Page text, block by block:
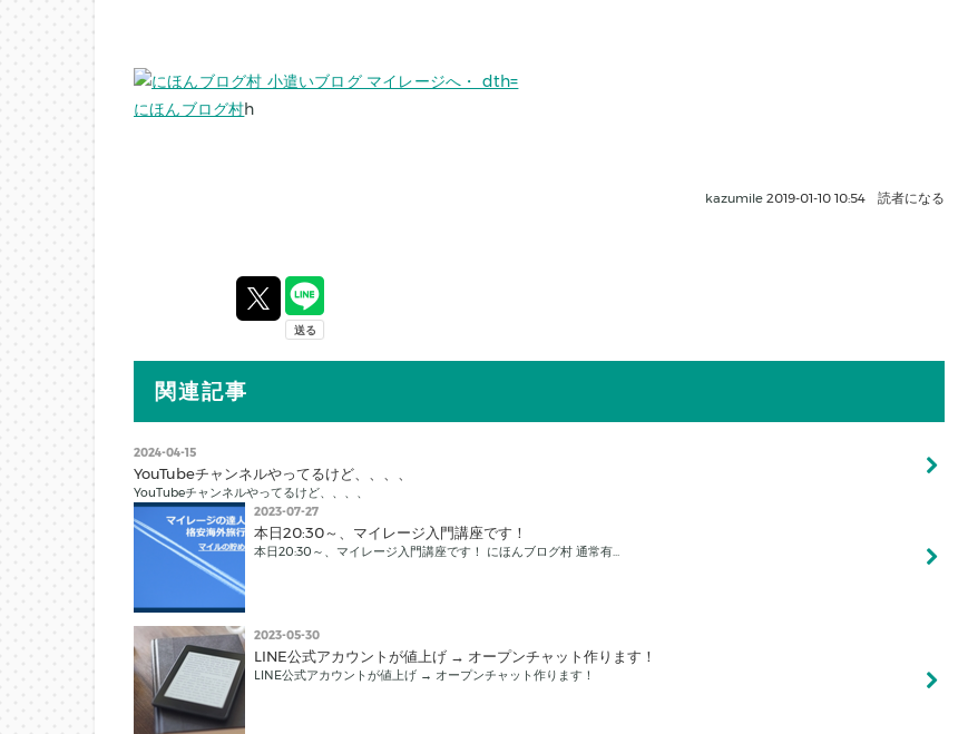
にほんブログ村h
kazumile 2019-01-10 10:54 読者になる
関連記事
2024-04-15
YouTubeチャンネルやってるけど、、、、
YouTubeチャンネルやってるけど、、、、
2023-07-27
本日20:30～、マイレージ入門講座です！
本日20:30～、マイレージ入門講座です！ にほんブログ村 通常有…
2023-05-30
LINE公式アカウントが値上げ → オープンチャット作ります！
LINE公式アカウントが値上げ → オープンチャット作ります！